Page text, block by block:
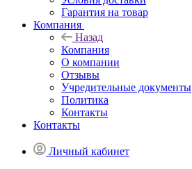
Гарантия на товар
Компания
Назад
Компания
О компании
Отзывы
Учредительные документы
Политика
Контакты
Контакты
Личный кабинет